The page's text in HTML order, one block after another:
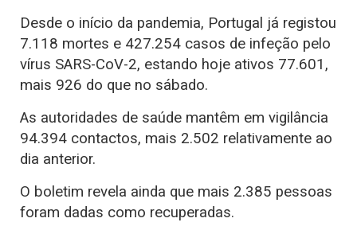
Desde o início da pandemia, Portugal já registou
7.118 mortes e 427.254 casos de infeção pelo
vírus SARS-CoV-2, estando hoje ativos 77.601,
mais 926 do que no sábado.
As autoridades de saúde mantêm em vigilância
94.394 contactos, mais 2.502 relativamente ao
dia anterior.
O boletim revela ainda que mais 2.385 pessoas
foram dadas como recuperadas.